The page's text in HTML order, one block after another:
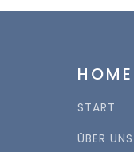
HOME
START
ÜBER UNS